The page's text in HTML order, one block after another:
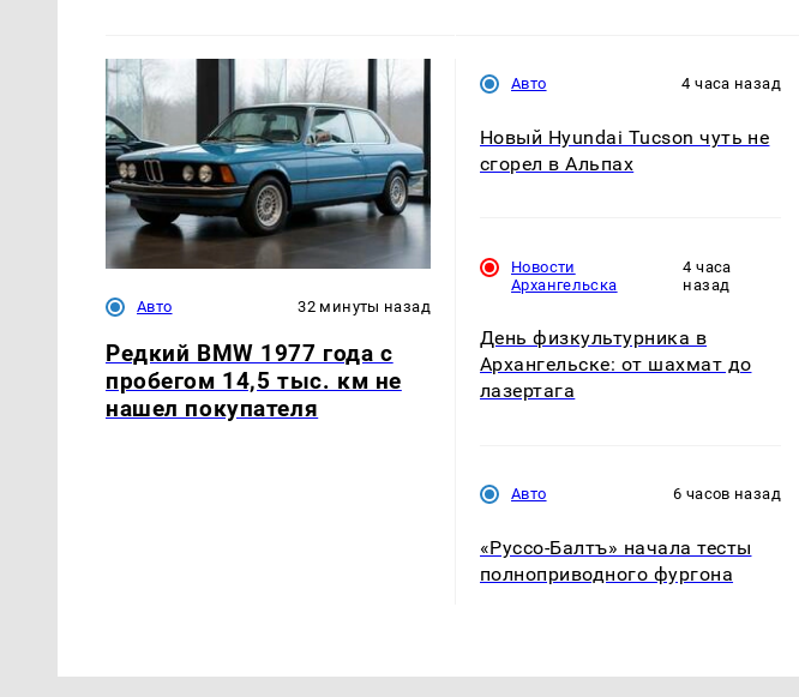
Авто 32 минуты назад
Редкий BMW 1977 года с
пробегом 14,5 тыс. км не
нашел покупателя
Авто 4 часа назад
Новый Hyundai Tucson чуть не
сгорел в Альпах
Новости
Архангельска
4 часа
назад
День физкультурника в
Архангельске: от шахмат до
лазертага
Авто 6 часов назад
«Руссо-Балтъ» начала тесты
полноприводного фургона